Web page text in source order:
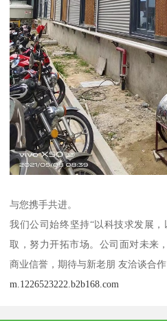
与您携手共进。
我们公司始终坚持“以科技求发展
取，努力开拓市场。公司面对未来
商业信誉，期待与新老朋 友洽谈合作
m.1226523222.b2b168.com